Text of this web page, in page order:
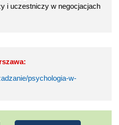
i uczestniczy w negocjacjach
psychologia-w-